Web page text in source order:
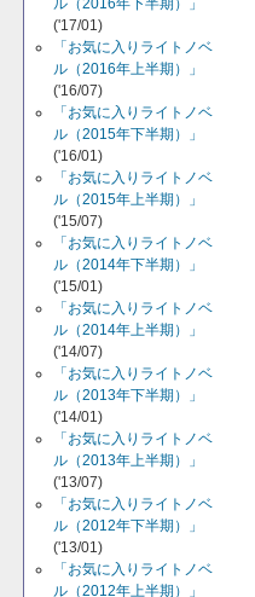
ル（2016年下半期）」
('17/01)
「お気に入りライトノベ
ル（2016年上半期）」
('16/07)
「お気に入りライトノベ
ル（2015年下半期）」
('16/01)
「お気に入りライトノベ
ル（2015年上半期）」
('15/07)
「お気に入りライトノベ
ル（2014年下半期）」
('15/01)
「お気に入りライトノベ
ル（2014年上半期）」
('14/07)
「お気に入りライトノベ
ル（2013年下半期）」
('14/01)
「お気に入りライトノベ
ル（2013年上半期）」
('13/07)
「お気に入りライトノベ
ル（2012年下半期）」
('13/01)
「お気に入りライトノベ
ル（2012年上半期）」